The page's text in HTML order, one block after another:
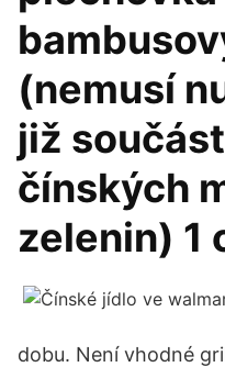
(nemusí
již
čínských
zelenin) 1
dobu. Není vhodné